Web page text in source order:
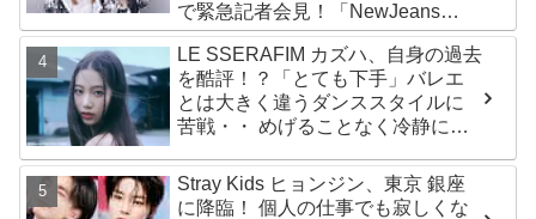
で緊急記者会見！「NewJeans
never dies!」と微笑みの宣言！
ADOR側、2029年まで契約有効と
主張
LE SSERAFIM カズハ、自身の過去
を酷評！？「とても下手」バレエ
とは大きく違うダンススタイルに
苦戦・・ めげることなく冷静に努
Stray Kids ヒョンジン、東京 銀座
に降臨！ 個人の仕事でも寂しくな